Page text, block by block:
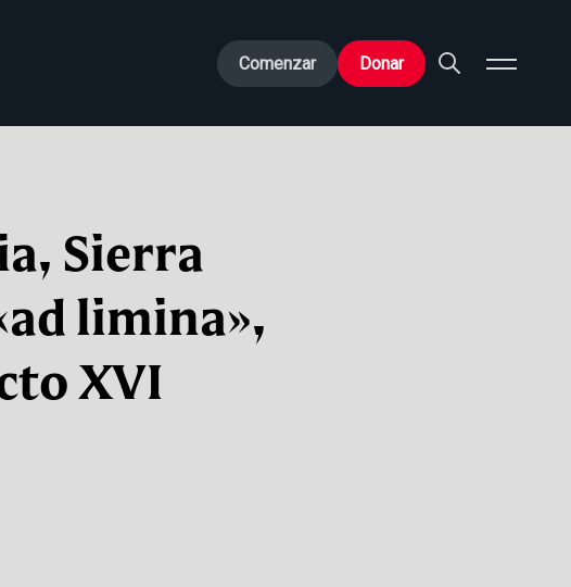
Comenzar Donar
Sierra
limina»,
XVI